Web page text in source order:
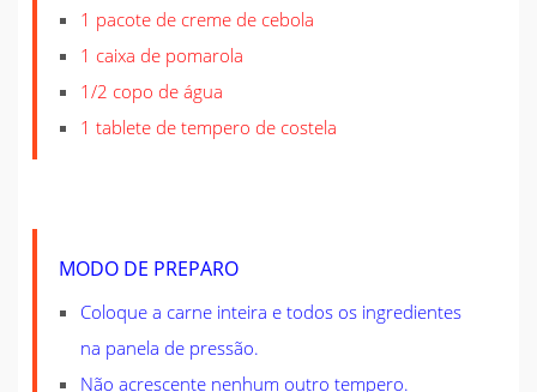
1 pacote de creme de cebola
1 caixa de pomarola
1/2 copo de água
1 tablete de tempero de costela
MODO DE PREPARO
Coloque a carne inteira e todos os ingredientes
na panela de pressão.
Não acrescente nenhum outro tempero.